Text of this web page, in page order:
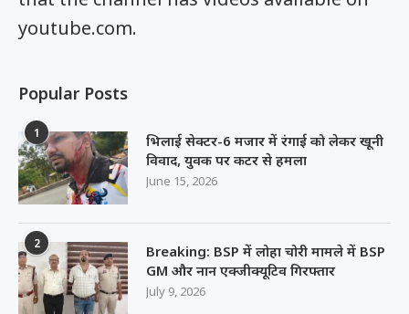
youtube.com.
Popular Posts
1
भिलाई सेक्टर-6 मजार में रंगाई को लेकर खूनी
विवाद, युवक पर कटर से हमला
June 15, 2026
2
Breaking: BSP में लोहा चोरी मामले में BSP
GM और नान एक्जीक्यूटिव गिरफ्तार
July 9, 2026